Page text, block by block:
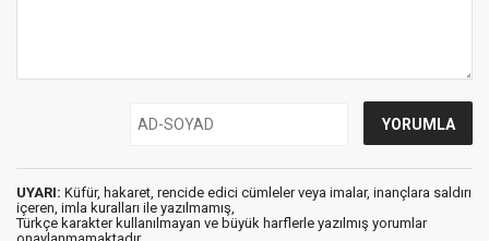
UYARI: Küfür, hakaret, rencide edici cümleler veya imalar, inançlara saldırı
içeren, imla kuralları ile yazılmamış,
Türkçe karakter kullanılmayan ve büyük harflerle yazılmış yorumlar